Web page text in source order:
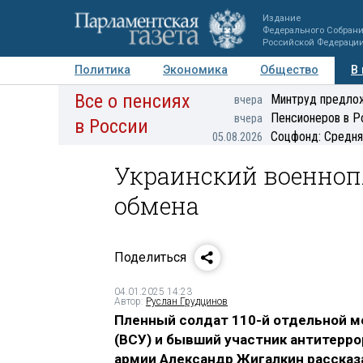
Издание
Федерального
Российской
Политика Экономика Общество
В
Авторы Персоны Мнения Регионы
Все о пенсиях
в России
вчера Минтруд
вчера Пенсионеров в
05.08.2026 Соцфонд:
Украинский
обмена
Поделиться
04.01.2025 14:23
Автор: Руслан Грудцинов
Пленный солдат 110-й отдельной
(ВСУ) и бывший участник
армии Александр Жигалкин